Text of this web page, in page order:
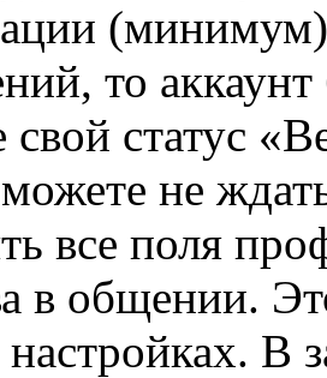
то
свой статус
не
все поля
в общении.
В